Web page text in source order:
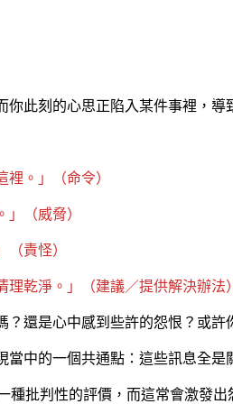
此刻的心思正陷入某件事裡，
裡。」（命令）
」（威脅）
責怪）
乾淨。」（建議／提供解決辦法）
還是心中感到些許的怨恨？或許
中的一個共通點：這些訊息全是
種批判性的評價，而這常會激發出